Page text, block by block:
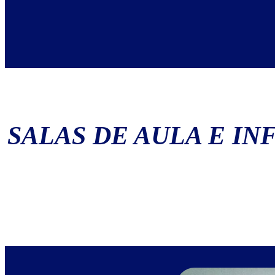
SALAS DE AULA E